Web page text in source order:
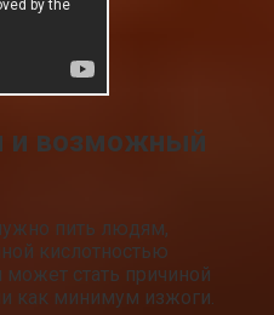
и возможный
пить людям,
кислотностью
стать причиной
как минимум изжоги.